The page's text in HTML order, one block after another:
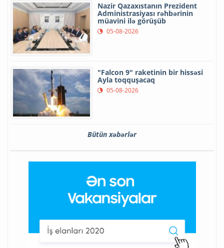
Nazir Qazaxıstanın Prezident
Administrasiyası rəhbərinin
müavini ilə görüşüb
05-08-2026
"Falcon 9" raketinin bir hissəsi
Ayla toqquşacaq
05-08-2026
Bütün xəbərlər